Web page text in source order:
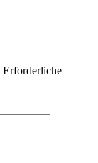
Erforderliche